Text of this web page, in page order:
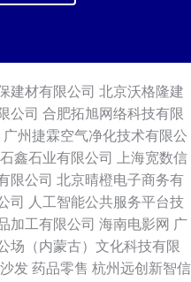
建材有限公司 北京沃格隆建
公司 合肥拓旭网络科技有限
广州捷霖空气净化技术有限公
鑫石业有限公司
上海宽数信
限公司 北京晴橙电子商务有
司
人工智能公共服务平台技
加工有限公司 海南电影网 广
场（内蒙古）文化科技有限
沙发 药品零售 杭州远创新智信